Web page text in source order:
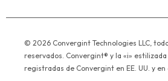
© 2026 Convergint Technologies LLC,
reservados. Convergint® y la «i»
registradas de Convergint en EE. UU. y